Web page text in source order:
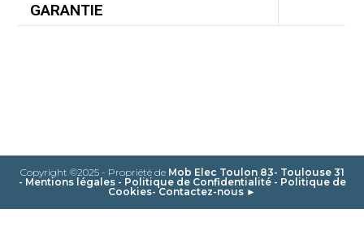
GARANTIE
Copyright ©2025 - Propriété de Mob Elec Toulon 83- Toulouse 31
- Mentions légales- Politique de Confidentialité- Politique de
Cookies-Contactez-nous ►